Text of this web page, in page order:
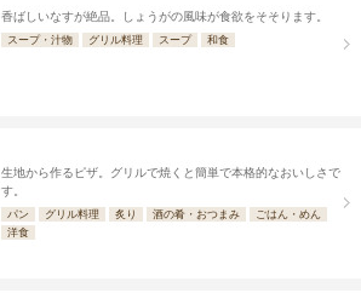
香ばしいなすが絶品。しょうがの風味が食欲をそそります。
スープ・汁物 グリル料理 スープ 和食
生地から作るピザ。グリルで焼くと簡単で本格的なおいしさで
す。
パン グリル料理 炙り 酒の肴・おつまみ
ごはん・めん
洋食